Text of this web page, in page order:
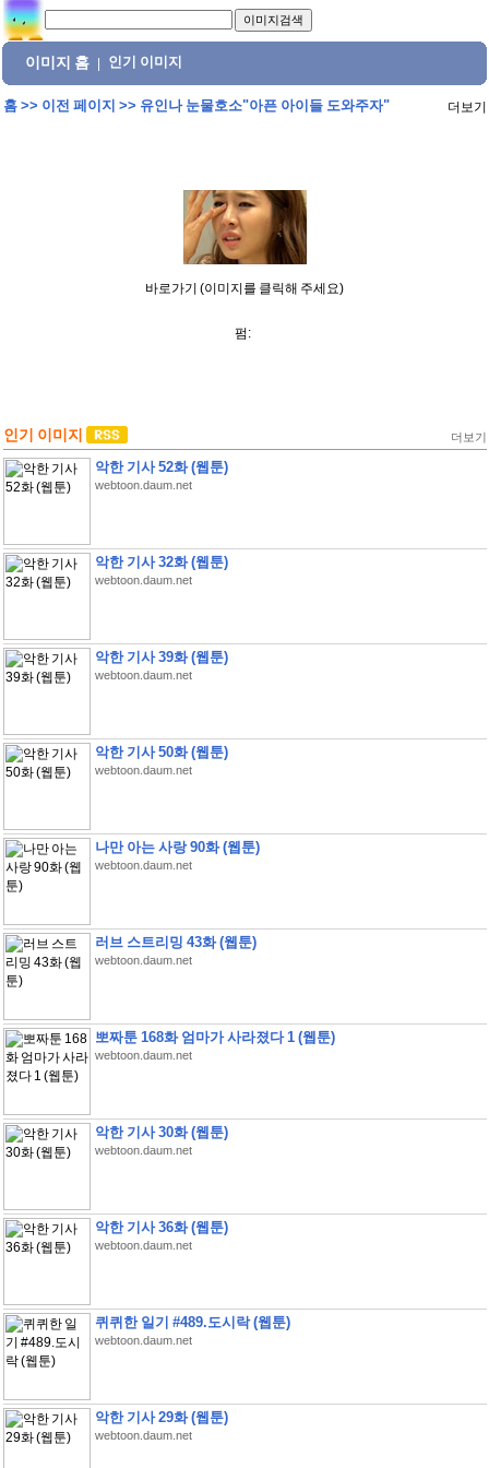
이미지 홈 인기 이미지
홈>> 이전 페이지 >> 유인나 눈물호소"아픈 아이들 도와주자" 더보기
바로가기 (이미지를 클릭해 주세요)
펌:
인기 이미지 더보기
악한 기사 52화 (웹툰)
webtoon.daum.net
악한 기사 32화 (웹툰)
webtoon.daum.net
악한 기사 39화 (웹툰)
webtoon.daum.net
악한 기사 50화 (웹툰)
webtoon.daum.net
나만 아는 사랑 90화 (웹툰)
webtoon.daum.net
러브 스트리밍 43화 (웹툰)
webtoon.daum.net
뽀짜툰 168화 엄마가 사라졌다 1 (웹툰)
webtoon.daum.net
악한 기사 30화 (웹툰)
webtoon.daum.net
악한 기사 36화 (웹툰)
webtoon.daum.net
퀴퀴한 일기 #489.도시락 (웹툰)
webtoon.daum.net
악한 기사 29화 (웹툰)
webtoon.daum.net